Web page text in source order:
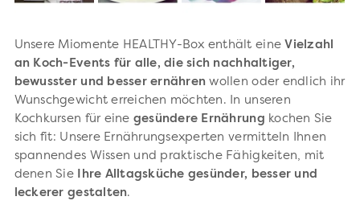
Unsere Miomente HEALTHY-Box enthält eine Vielzahl
an Koch-Events für alle, die sich nachhaltiger,
bewusster und besser ernähren wollen oder endlich ihr
Wunschgewicht erreichen möchten. In unseren
Kochkursen für eine gesündere Ernährung kochen Sie
sich fit: Unsere Ernährungsexperten vermitteln Ihnen
spannendes Wissen und praktische Fähigkeiten, mit
denen Sie
Ihre Alltagsküche gesünder, besser und
leckerer gestalten.